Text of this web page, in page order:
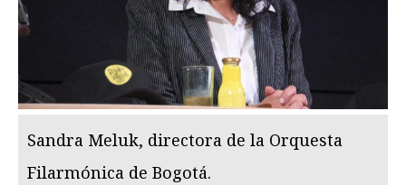
Sandra Meluk, directora de la Orquesta
Filarmónica de Bogotá.